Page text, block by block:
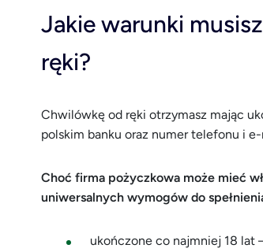
Jakie warunki
ręki?
Chwilówkę od ręki otrzymasz mając
polskim banku oraz numer telefonu i
Choć firma pożyczkowa może mieć
uniwersalnych wymogów do
ukończone co najmniej 18 lat